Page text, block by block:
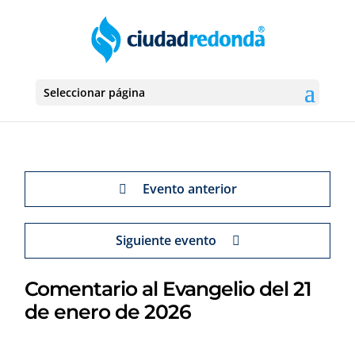
Seleccionar página
Evento anterior
Siguiente evento
Comentario al Evangelio del 21
de enero de 2026